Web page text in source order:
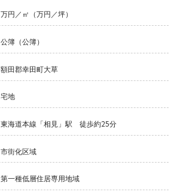
万円／㎡（万円／坪）
公簿（公簿）
額田郡幸田町大草
宅地
東海道本線「相見」駅 徒歩約25分
市街化区域
第一種低層住居専用地域